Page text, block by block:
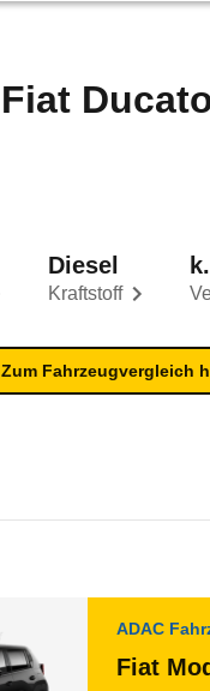
Fiat
Kraftstoff
Diesel
Zum Fahrzeugvergleich
ADAC
Fiat